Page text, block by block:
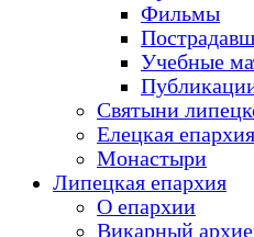
Фильмы
Учебные
Святыни
Елецкая епархия
Монастыри
Липецкая епархия
О епархии
Викарный